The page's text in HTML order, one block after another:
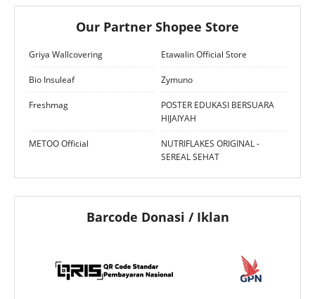
Our Partner Shopee Store
Griya Wallcovering Etawalin Official Store
Bio Insuleaf Zymuno
Freshmag
POSTER EDUKASI BERSUARA
HIJAIYAH
METOO Official
NUTRIFLAKES ORIGINAL -
SEREAL SEHAT
Barcode Donasi / Iklan